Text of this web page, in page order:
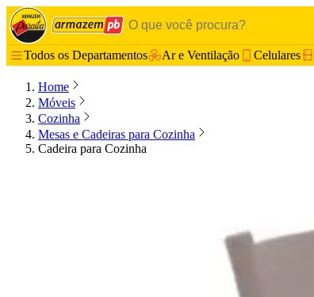
Todos os Departamentos Ar e Ventilação Celulares
Home
Móveis
Cozinha
Mesas e Cadeiras para Cozinha
Cadeira para Cozinha